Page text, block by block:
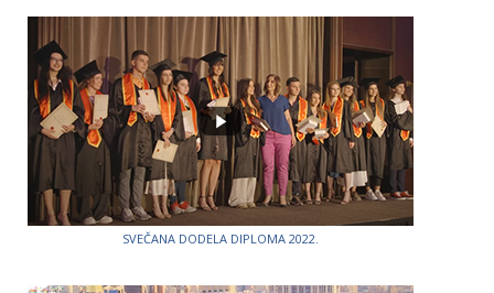
SVEČANA DODELA DIPLOMA 2022.